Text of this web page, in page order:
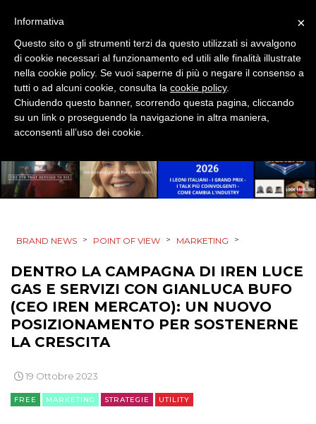
BRAND NEWS > POINT OF VIEW > MARKETING >
DENTRO LA CAMPAGNA DI IREN LUCE
GAS E SERVIZI CON GIANLUCA BUFO
(CEO IREN MERCATO): UN NUOVO
POSIZIONAMENTO PER SOSTENERNE
LA CRESCITA
19 Ottobre 2023
FREE MARKETING STRATEGIE UTILITY
×
Informativa
Questo sito o gli strumenti terzi da questo utilizzati si avvalgono
di cookie necessari al funzionamento ed utili alle finalità illustrate
nella cookie policy. Se vuoi saperne di più o negare il consenso a
tutti o ad alcuni cookie, consulta la cookie policy.
Chiudendo questo banner, scorrendo questa pagina, cliccando
su un link o proseguendo la navigazione in altra maniera,
acconsenti all’uso dei cookie.